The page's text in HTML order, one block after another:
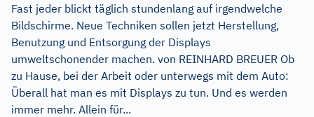
Fast jeder blickt täglich stundenlang auf irgendwelche
Bildschirme. Neue Techniken sollen jetzt Herstellung,
Benutzung und Entsorgung der Displays
umweltschonender machen. von REINHARD BREUER Ob
zu Hause, bei der Arbeit oder unterwegs mit dem Auto:
Überall hat man es mit Displays zu tun. Und es werden
immer mehr. Allein für...